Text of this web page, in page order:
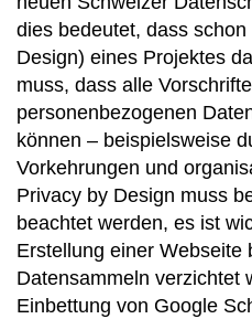
dies bedeutet, dass
Design) eines Projektes
muss, dass alle
personenbezogenen
können – beispielsweise
Vorkehrungen und
Privacy by Design muss
beachtet werden, es ist
Erstellung einer Webseite
Datensammeln verzichtet
Einbettung von Google